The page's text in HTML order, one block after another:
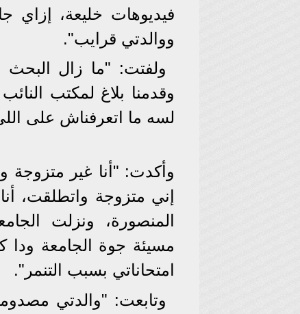
فيديوهات خليعة، إزاي
ووالدتي قرايب".
ولفتت: "ما زال البحث
وقدمنا بلاغ لمكتب
لسه ما اتعرفناش على
وأكدت: "أنا غير متزوجة
إني متزوجة واتطلقت،
المنصورة، ونزلت
مسيئة جوة الجامعة
امتحاناتي بسبب التنمر".
وتابعت: "والدتي